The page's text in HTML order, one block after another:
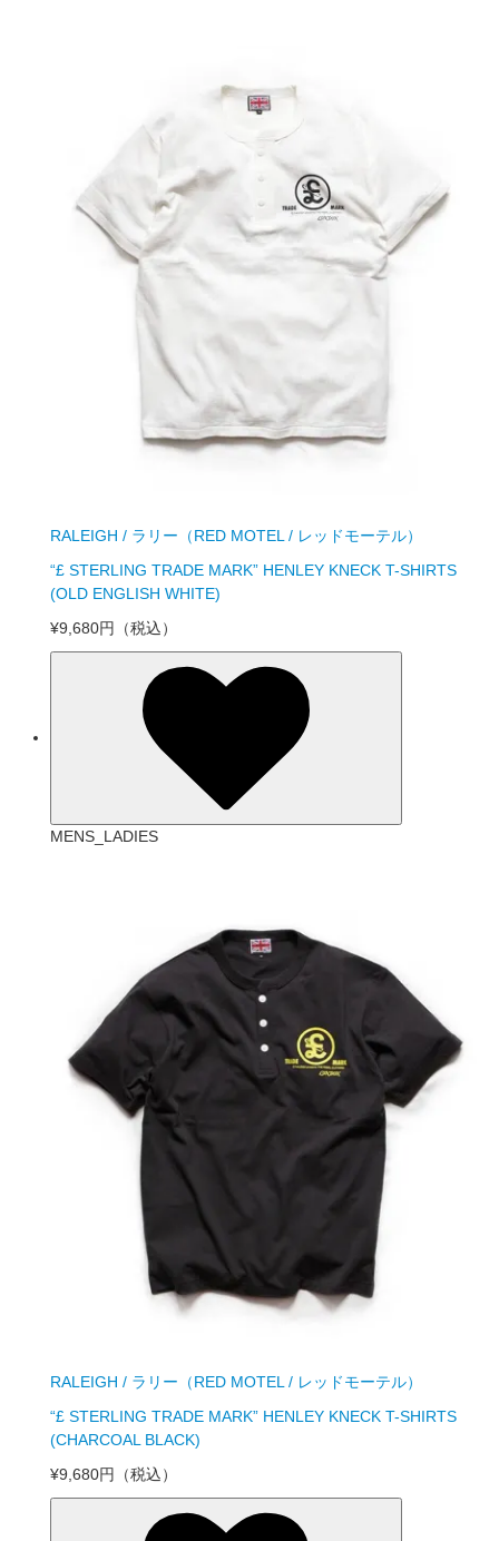
RALEIGH / ラリー（RED MOTEL / レッドモーテル）
“£ STERLING TRADE MARK” HENLEY KNECK T-SHIRTS
(OLD ENGLISH WHITE)
¥9,680円
（税込）
MENS_LADIES
RALEIGH / ラリー（RED MOTEL / レッドモーテル）
“£ STERLING TRADE MARK” HENLEY KNECK T-SHIRTS
(CHARCOAL BLACK)
¥9,680円
（税込）